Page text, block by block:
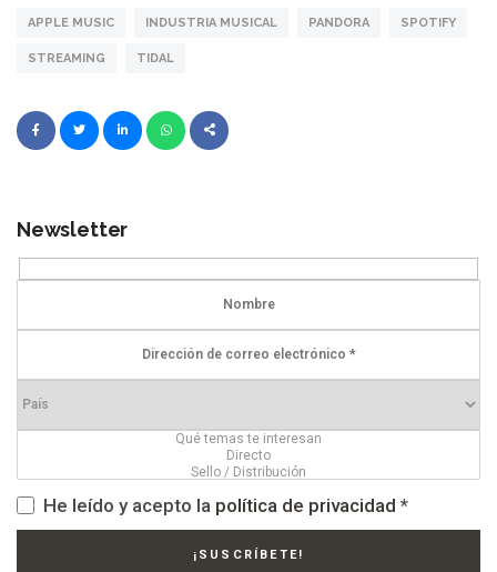
APPLE MUSIC INDUSTRIA MUSICAL PANDORA SPOTIFY
STREAMING TIDAL
Newsletter
He leído y acepto la política de privacidad *